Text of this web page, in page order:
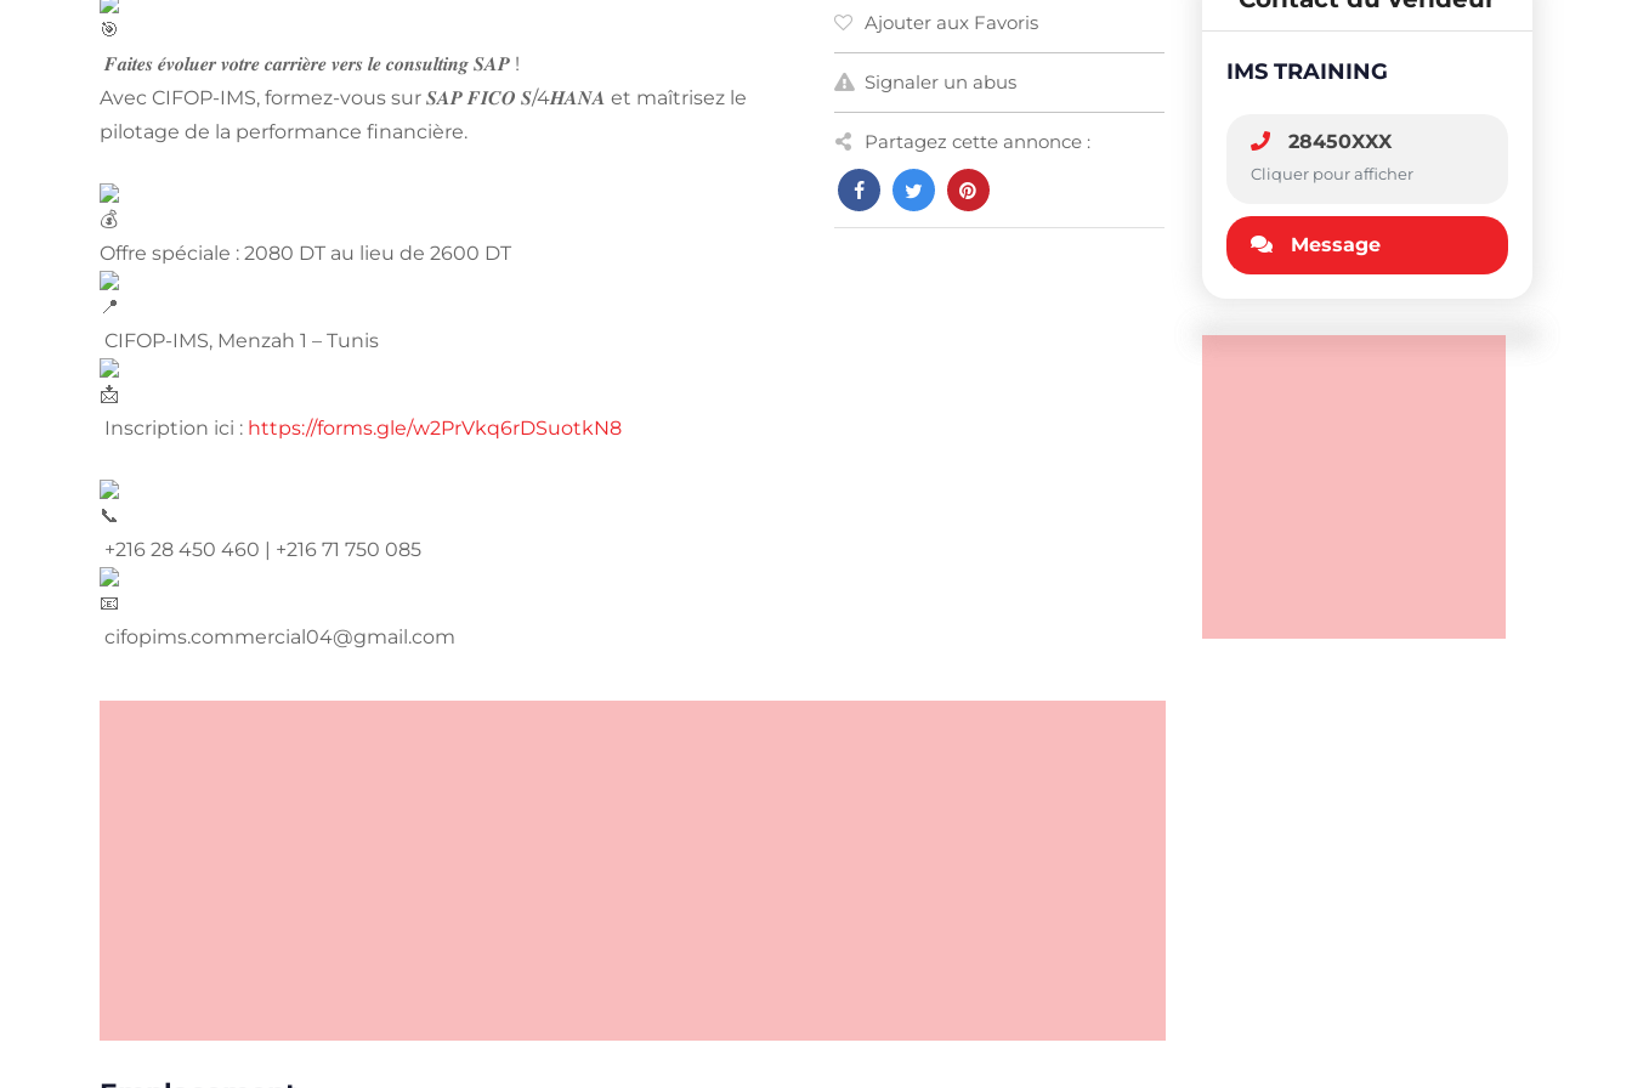
𝑭𝒂𝒊𝒕𝒆𝒔 𝒆́𝒗𝒐𝒍𝒖𝒆𝒓 𝒗𝒐𝒕𝒓𝒆 𝒄𝒂𝒓𝒓𝒊𝒆̀𝒓𝒆 𝒗𝒆𝒓𝒔 𝒍𝒆 𝒄𝒐𝒏𝒔𝒖𝒍𝒕𝒊𝒏𝒈 𝑺𝑨𝑷 !
Avec CIFOP-IMS, formez-vous sur 𝑺𝑨𝑷 𝑭𝑰𝑪𝑶 𝑺/4𝑯𝑨𝑵𝑨 et maîtrisez le
pilotage de la performance financière.
Offre spéciale : 2080 DT au lieu de 2600 DT
CIFOP-IMS, Menzah 1 – Tunis
Inscription ici : https://forms.gle/w2PrVkq6rDSuotkN8
+216 28 450 460 | +216 71 750 085
cifopims.commercial04@gmail.com
Ajouter aux Favoris
Signaler un abus
Partagez cette annonce :
IMS TRAINING
28450XXX
Cliquer pour afficher
Message